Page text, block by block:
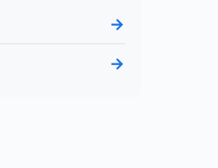
→
→